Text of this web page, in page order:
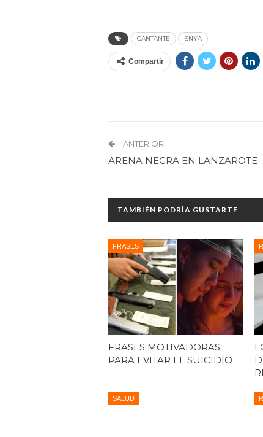
CANTANTE ENYA
Compartir
ANTERIOR
ARENA NEGRA EN LANZAROTE
TAMBIÉN PODRÍA GUSTARTE
FRASES
FRASES MOTIVADORAS
PARA EVITAR EL SUICIDIO
SALUD